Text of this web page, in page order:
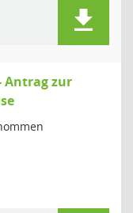
Antrag zur